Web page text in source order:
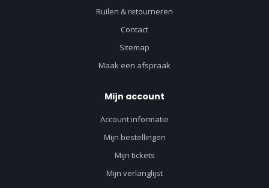
Ruilen & retourneren
Contact
Sitemap
Maak een afspraak
Mijn account
Account informatie
Mijn bestellingen
Mijn tickets
Mijn verlanglijst